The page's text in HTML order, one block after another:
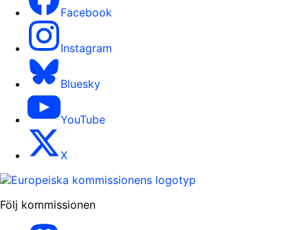
Facebook
Instagram
Bluesky
YouTube
X
Följ kommissionen